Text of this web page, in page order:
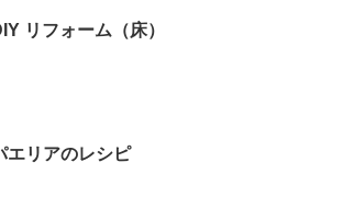
リフォーム（床）
エリアのレシピ